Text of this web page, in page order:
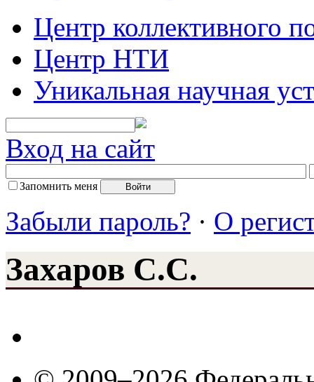
Центр коллективного
Центр НТИ
Уникальная научная
Вход на сайт
Запомнить меня
Забыли пароль? · О
Захаров С.С.